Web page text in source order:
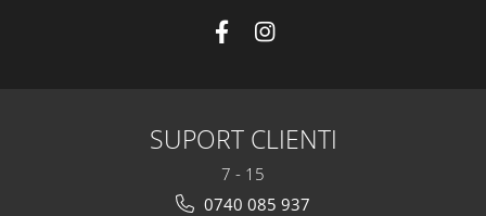
SUPORT CLIENTI
7 - 15
0740 085 937